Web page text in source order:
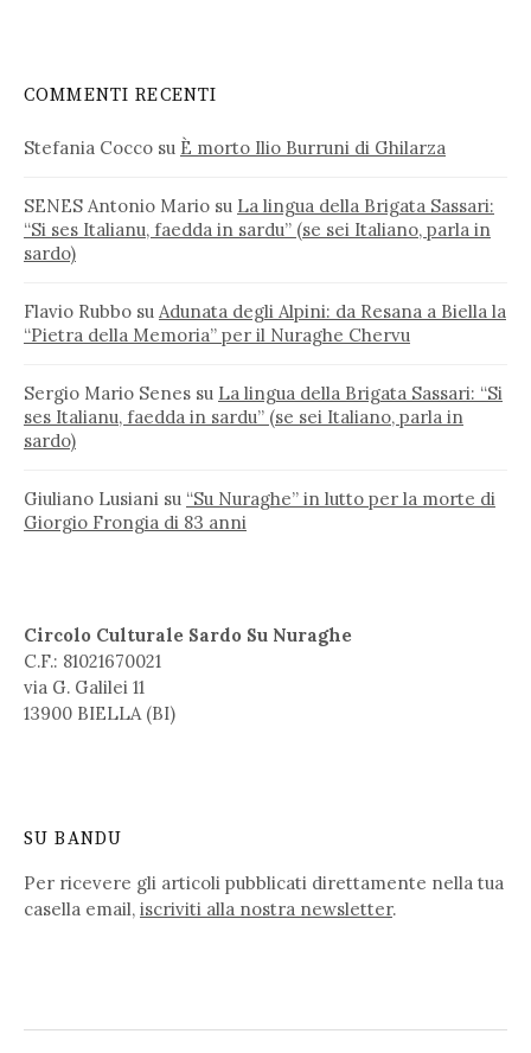
COMMENTI RECENTI
Stefania Cocco su È morto Ilio Burruni di Ghilarza
SENES Antonio Mario su La lingua della Brigata Sassari:
“Si ses Italianu, faedda in sardu” (se sei Italiano, parla in
sardo)
Flavio Rubbo su Adunata degli Alpini: da Resana a Biella la
“Pietra della Memoria” per il Nuraghe Chervu
Sergio Mario Senes su La lingua della Brigata Sassari: “Si
ses Italianu, faedda in sardu” (se sei Italiano, parla in
sardo)
Giuliano Lusiani su “Su Nuraghe” in lutto per la morte di
Giorgio Frongia di 83 anni
Circolo Culturale Sardo Su Nuraghe
C.F.: 81021670021
via G. Galilei 11
13900 BIELLA (BI)
SU BANDU
Per ricevere gli articoli pubblicati direttamente nella tua
casella email, iscriviti alla nostra newsletter.